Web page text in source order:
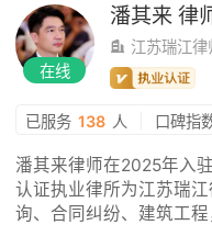
在线
潘其来 律
江苏瑞江
已服务 138 人 口碑指
潘其来律师在2025年入
认证执业律所为江苏瑞
询、合同纠纷、建筑工程